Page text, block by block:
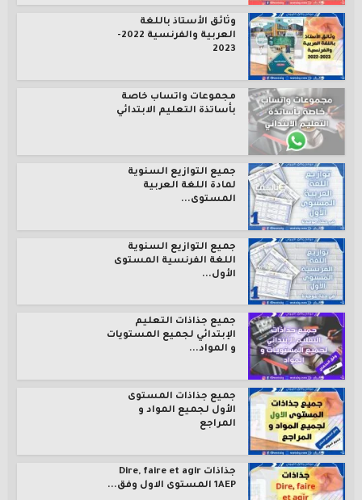
وثائق الأستاذ باللغة
العربية والفرنسية 2022-
2023
مجموعات واتساب خاصة
بأساتذة التعليم الابتدائي
جميع التوازيع السنوية
لمادة اللغة العربية
المستوى...
جميع التوازيع السنوية
اللغة الفرنسية المستوى
الأول...
جميع جذاذات التعليم
الإبتدائي لجميع المستويات
و المواد...
جميع جذاذات المستوى
الأول لجميع المواد و
المراجع
جذاذات Dire, faire et agir
1AEP المستوى الاول وفق...